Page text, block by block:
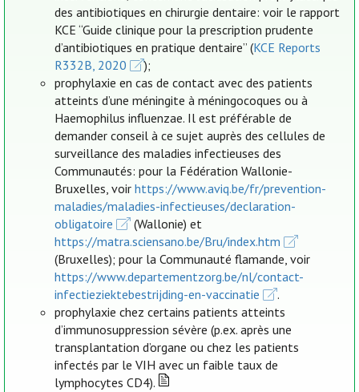
des antibiotiques en chirurgie dentaire: voir le rapport
KCE “Guide clinique pour la prescription prudente
d’antibiotiques en pratique dentaire” (KCE Reports
R332B, 2020
);
prophylaxie en cas de contact avec des patients
atteints d’une méningite à méningocoques ou à
Haemophilus influenzae. Il est préférable de
demander conseil à ce sujet auprès des cellules de
surveillance des maladies infectieuses des
Communautés: pour la Fédération Wallonie-
Bruxelles, voirhttps://www.aviq.be/fr/prevention-
maladies/maladies-infectieuses/declaration-
obligatoire
(Wallonie) et
https://matra.sciensano.be/Bru/index.htm
(Bruxelles); pour la Communauté flamande, voir
https://www.departementzorg.be/nl/contact-
infectieziektebestrijding-en-vaccinatie
.
prophylaxie chez certains patients atteints
d’immunosuppression sévère (p.ex. après une
transplantation d’organe ou chez les patients
infectés par le VIH avec un faible taux de
lymphocytes CD4).